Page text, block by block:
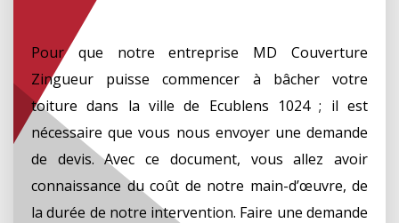
Pour que notre entreprise MD Couverture
Zingueur puisse commencer à bâcher votre
toiture dans la ville de Ecublens 1024 ; il est
nécessaire que vous nous envoyer une demande
de devis. Avec ce document, vous allez avoir
connaissance du coût de notre main-d’œuvre, de
la durée de notre intervention. Faire une demande